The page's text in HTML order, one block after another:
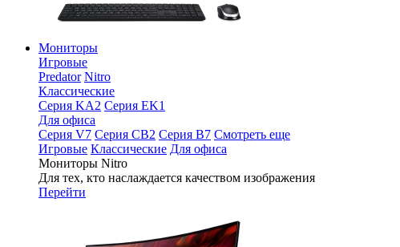
Мониторы
Игровые
Predator Nitro
Классические
Серия KA2 Серия EK1
Для офиса
Серия V7 Серия CB2 Серия B7 Смотреть еще
Игровые Классические Для офиса
Мониторы Nitro
Для тех, кто наслаждается качеством изображения
Перейти